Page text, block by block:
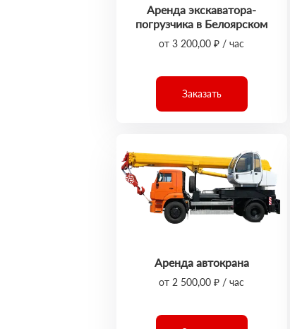
Аренда экскаватора-
погрузчика в Белоярском
от 3 200,00 ₽ / час
Заказать
Аренда автокрана
от 2 500,00 ₽ / час